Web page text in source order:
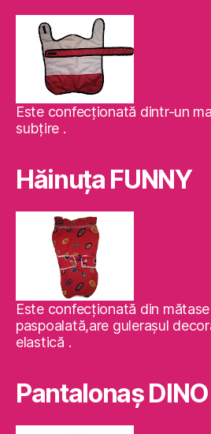
Este confecţionată dintr-un
subţire .
Hăinuţa FUNNY
Este confecţionată din
paspoalată,are guleraşul
elastică .
Pantalonaş DINO